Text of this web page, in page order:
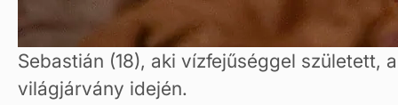
Sebastián (18), aki vízfejűséggel született,
világjárvány idején.